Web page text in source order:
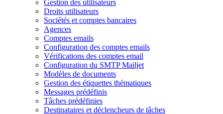
Gestion des utilisateurs
Droits utilisateurs
Sociétés et comptes bancaires
Agences
Comptes emails
Configuration des comptes emails
Vérifications des comptes email
Configuration du SMTP Mailjet
Modèles de documents
Gestion des étiquettes thématiques
Messages prédéfinis
Tâches prédéfinies
Destinataires et déclencheurs de tâches